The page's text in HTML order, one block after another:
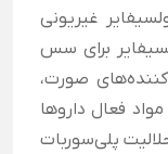
غیریونی
برای سس
کننده‌های صورت،
فعال داروها
پلی‌سوربات